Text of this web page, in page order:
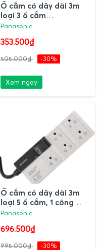
Ổ cắm có dây dài 3m
loại 3 ổ cắm
WCHG24332W
Panasonic
353.500₫
505.000₫ -30%
Xem ngay
Ổ cắm có dây dài 3m
loại 5 ổ cắm, 1 công
tắc WCHG28352
Panasonic
696.500₫
995.000₫ -30%